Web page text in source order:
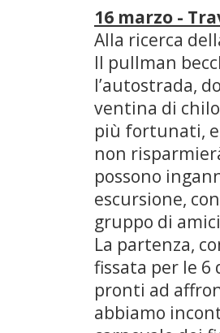
16 marzo -
Alla ricerca
Il pullman
l’autostrada,
ventina di
più fortunati,
non
possono
escursione,
gruppo di
La partenza,
fissata per le
pronti ad
abbiamo